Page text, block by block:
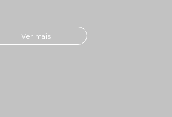
Ver mais